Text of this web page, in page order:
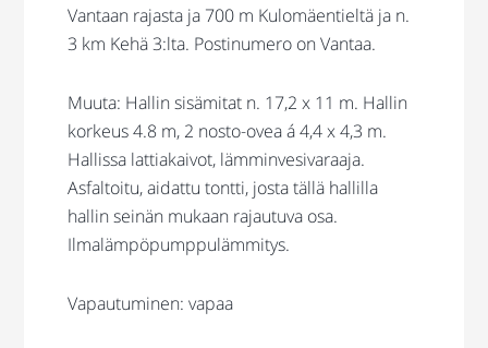
Vantaan rajasta ja 700 m Kulomäentieltä ja n.
3 km Kehä 3:lta. Postinumero on Vantaa.
Muuta: Hallin sisämitat n. 17,2 x 11 m. Hallin
korkeus 4.8 m, 2 nosto-ovea á 4,4 x 4,3 m.
Hallissa lattiakaivot, lämminvesivaraaja.
Asfaltoitu, aidattu tontti, josta tällä hallilla
hallin seinän mukaan rajautuva osa.
Ilmalämpöpumppulämmitys.
Vapautuminen: vapaa